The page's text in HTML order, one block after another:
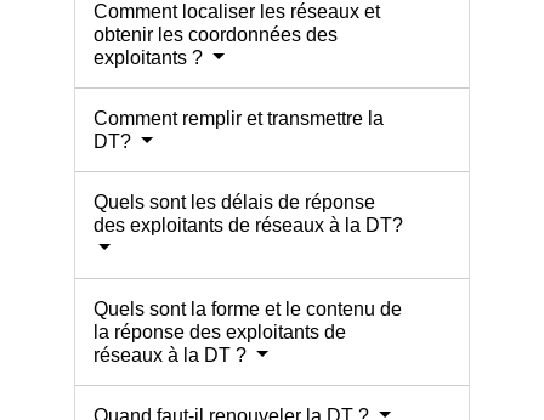
Comment localiser les réseaux et
obtenir les coordonnées des
exploitants ?
Comment remplir et transmettre la
DT?
Quels sont les délais de réponse
des exploitants de réseaux à la DT?
Quels sont la forme et le contenu de
la réponse des exploitants de
réseaux à la DT ?